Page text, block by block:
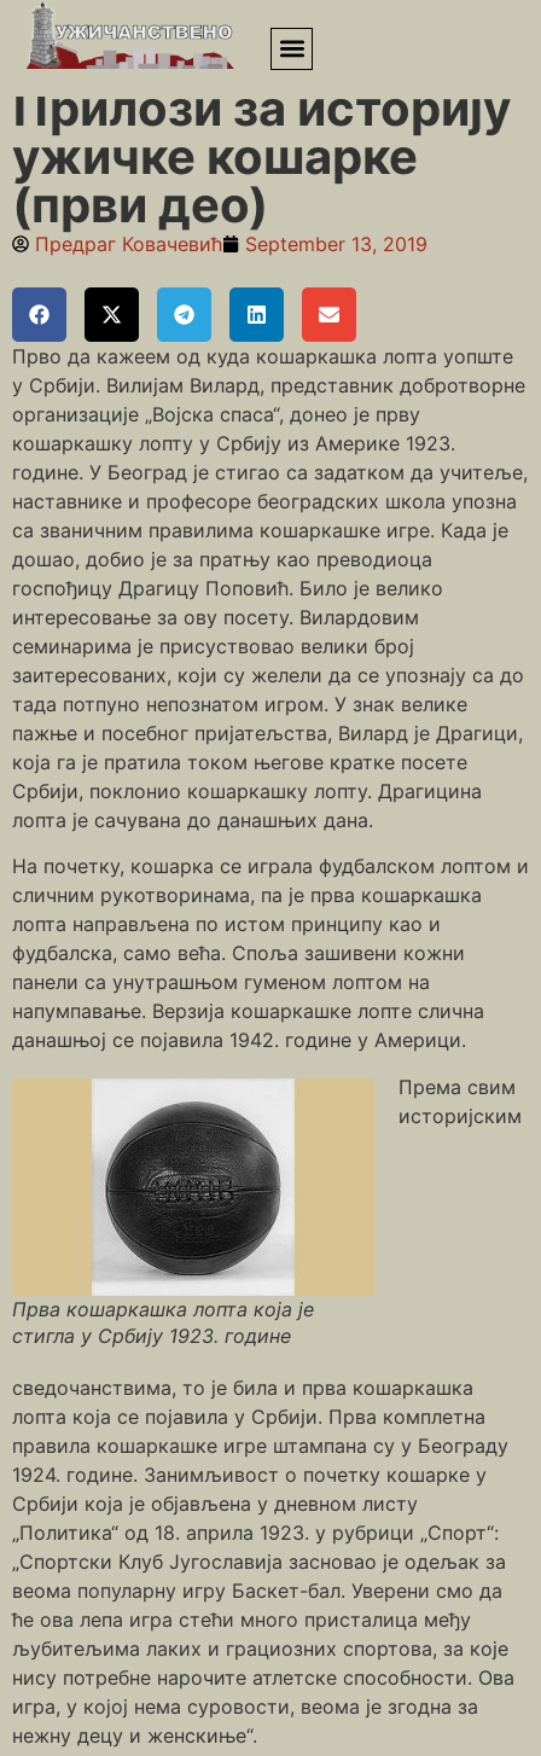
Почетна»Педесете»Прилози за историју ужичке кошарке
(први део)
Прилози за историју
ужичке кошарке
(први део)
Предраг Ковачевић September 13, 2019
Прво да кажеем од куда кошаркашка лопта уопште
у Србији. Вилијам Вилард, представник добротворне
организације „Војска спаса“, донео је прву
кошаркашку лопту у Србију из Америке 1923.
године. У Београд је стигао са задатком да учитеље,
наставнике и професоре београдских школа упозна
са званичним правилима кошаркашке игре. Када је
дошао, добио је за пратњу као преводиоца
госпођицу Драгицу Поповић. Било је велико
интересовање за ову посету. Вилардовим
семинарима је присуствовао велики број
заитересованих, који су желели да се упознају са до
тада потпуно непознатом игром. У знак велике
пажње и посебног пријатељства, Вилард је Драгици,
која га је пратила током његове кратке посете
Србији, поклонио кошаркашку лопту. Драгицина
лопта је сачувана до данашњих дана.
На почетку, кошарка се играла фудбалском лоптом и
сличним рукотворинама, па је прва кошаркашка
лопта направљена по истом принципу као и
фудбалска, само већа. Споља зашивени кожни
панели са унутрашњом гуменом лоптом на
напумпавање. Верзија кошаркашке лопте слична
данашњој се појавила 1942. године у Америци.
Прва кошаркашка лопта која је
стигла у Србију 1923. године
Према свим
историјским
сведочанствима, то је била и прва кошаркашка
лопта која се појавила у Србији. Прва комплетна
правила кошаркашке игре штампана су у Београду
1924. године. Занимљивост о почетку кошарке у
Србији која је објављена у дневном листу
„Политика“ од 18. априла 1923. у рубрици „Спорт“:
„Спортски Клуб Југославија засновао је одељак за
веома популарну игру Баскет-бал. Уверени смо да
ће ова лепа игра стећи много присталица међу
љубитељима лаких и грациозних спортова, за које
нису потребне нарочите атлетске способности. Ова
игра, у којој нема суровости, веома је згодна за
нежну децу и женскиње“.